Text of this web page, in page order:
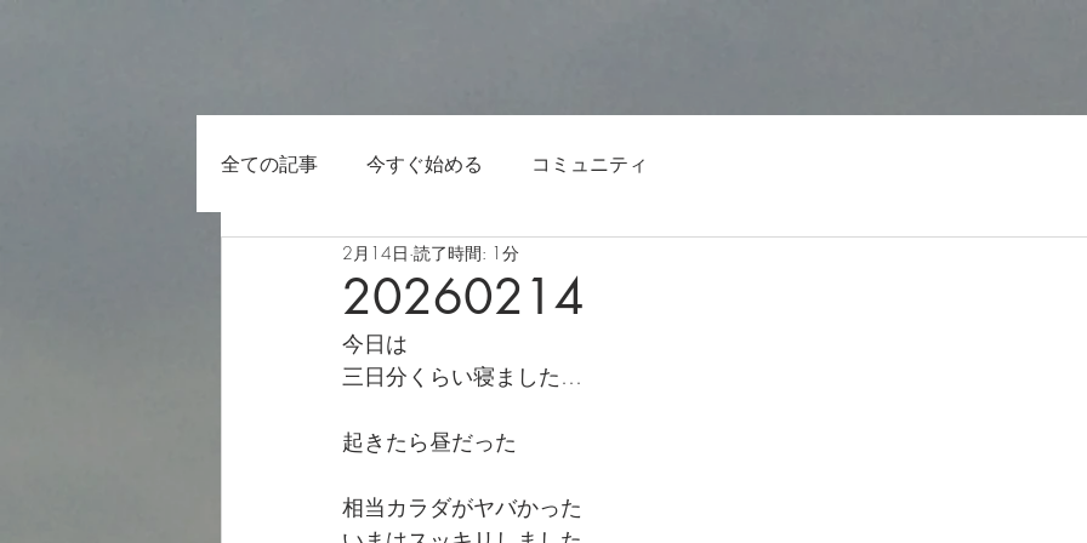
全ての記事 今すぐ始める コミュニティ
20260214
2月14日 読了時間: 1分
今日は
三日分くらい寝ました…
起きたら昼だった
相当カラダがヤバかった